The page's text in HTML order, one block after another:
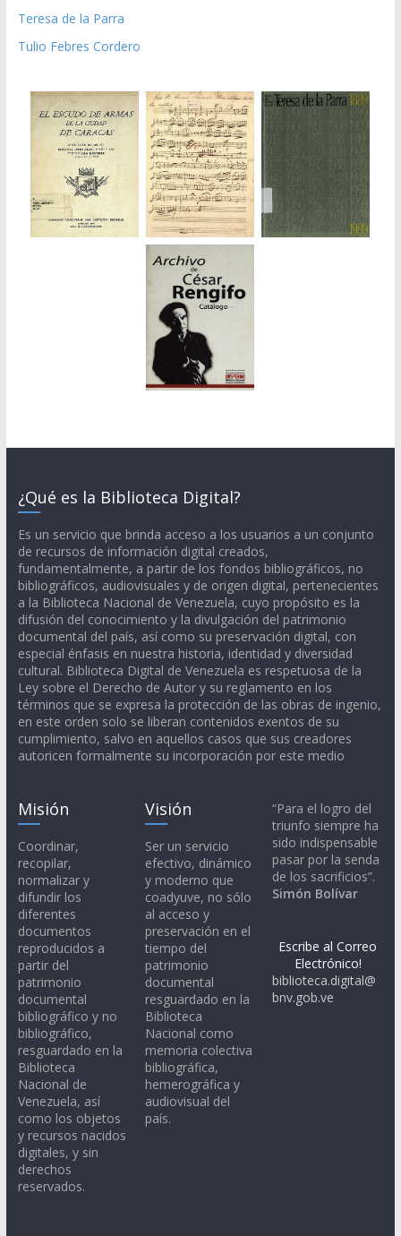
Teresa de la Parra
Tulio Febres Cordero
¿Qué es la Biblioteca Digital?
Es un servicio que brinda acceso a los usuarios a un conjunto
de recursos de información digital creados,
fundamentalmente, a partir de los fondos bibliográficos, no
bibliográficos, audiovisuales y de origen digital, pertenecientes
a la Biblioteca Nacional de Venezuela, cuyo propósito es la
difusión del conocimiento y la divulgación del patrimonio
documental del país, así como su preservación digital, con
especial énfasis en nuestra historia, identidad y diversidad
cultural. Biblioteca Digital de Venezuela es respetuosa de la
Ley sobre el Derecho de Autor y su reglamento en los
términos que se expresa la protección de las obras de ingenio,
en este orden solo se liberan contenidos exentos de su
cumplimiento, salvo en aquellos casos que sus creadores
autoricen formalmente su incorporación por este medio
Misión
Coordinar,
recopilar,
normalizar y
difundir los
diferentes
documentos
reproducidos a
partir del
patrimonio
documental
bibliográfico y no
bibliográfico,
resguardado en la
Biblioteca
Nacional de
Venezuela, así
como los objetos
y recursos nacidos
digitales, y sin
derechos
reservados.
Visión
Ser un servicio
efectivo, dinámico
y moderno que
coadyuve, no sólo
al acceso y
preservación en el
tiempo del
patrimonio
documental
resguardado en la
Biblioteca
Nacional como
memoria colectiva
bibliográfica,
hemerográfica y
audiovisual del
país.
“Para el logro del
triunfo siempre ha
sido indispensable
pasar por la senda
de los sacrificios”.
Simón Bolívar
Escribe al Correo
Electrónico!
biblioteca.digital@
bnv.gob.ve